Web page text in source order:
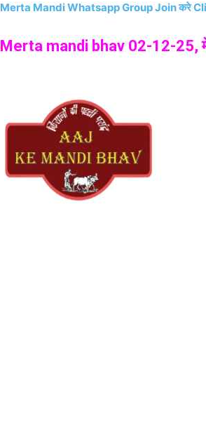
Merta Mandi Whatsapp Group Join करे
Merta mandi bhav 02-12-25,